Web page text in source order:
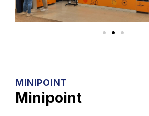
MINIPOINT
Minipoint